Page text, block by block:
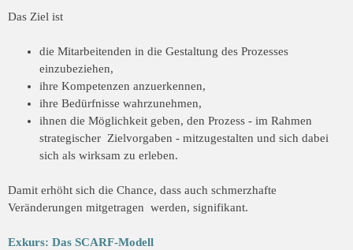
Das Ziel ist
die Mitarbeitenden in die Gestaltung des Prozesses
einzubeziehen,
ihre Kompetenzen anzuerkennen,
ihre Bedürfnisse wahrzunehmen,
ihnen die Möglichkeit geben, den Prozess - im Rahmen
strategischer Zielvorgaben - mitzugestalten und sich dabei
sich als wirksam zu erleben.
Damit erhöht sich die Chance, dass auch schmerzhafte
Veränderungen mitgetragen werden, signifikant.
Exkurs: Das SCARF-Modell